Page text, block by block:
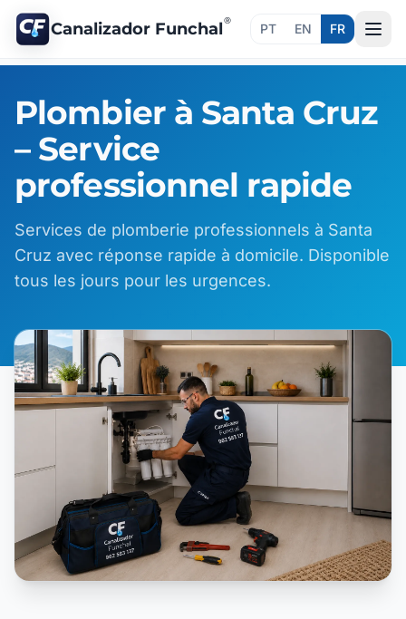
Canalizador Funchal®
PT EN FR
Plombier à Santa Cruz
– Service
professionnel rapide
Services de plomberie professionnels à Santa
Cruz avec réponse rapide à domicile. Disponible
tous les jours pour les urgences.